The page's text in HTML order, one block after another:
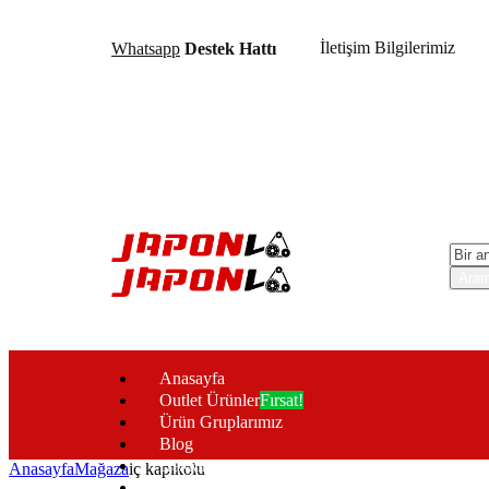
Whatsapp Destek Hattı İletişim Bilgilerimiz
Anasayfa
Outlet ÜrünlerFırsat!
Ürün Gruplarımız
Blog
Hakkımızda
AnasayfaMağazaiç kapıkolu